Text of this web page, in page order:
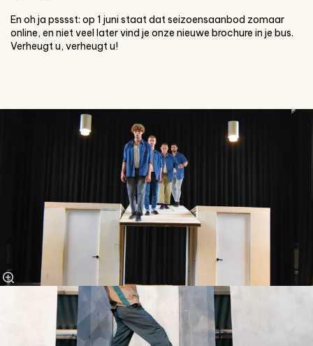
En oh ja psssst: op 1 juni staat dat seizoensaanbod zomaar
online, en niet veel later vind je onze nieuwe brochure in je bus.
Verheugt u, verheugt u!